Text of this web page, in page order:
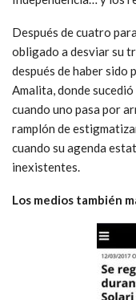
Después de cuatro
obligado a desviar su
después de haber sido
Amalita, donde
cuando uno pasa por
ramplón de
cuando su agenda
inexistentes.
Los medios también